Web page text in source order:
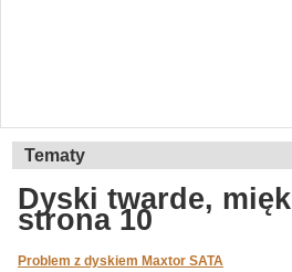
Tematy
Dyski twarde,
strona 10
Problem z dyskiem Maxtor SATA